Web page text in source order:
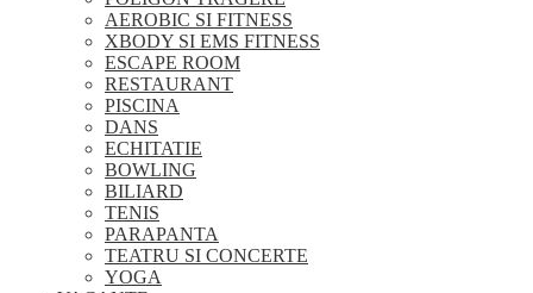
AEROBIC SI FITNESS
XBODY SI EMS FITNESS
ESCAPE ROOM
RESTAURANT
PISCINA
DANS
ECHITATIE
BOWLING
BILIARD
TENIS
PARAPANTA
TEATRU SI CONCERTE
YOGA